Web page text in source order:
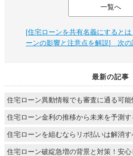
一覧へ
[住宅ローンを共有名義にすると
ーンの影響と注意点を解説] 次の
最新の記事
住宅ローン異動情報でも審査に通る可
住宅ローン金利の推移から未来を予測す
住宅ローンを組むならリボ払いは解消
住宅ローン破綻急増の背景と対策！安